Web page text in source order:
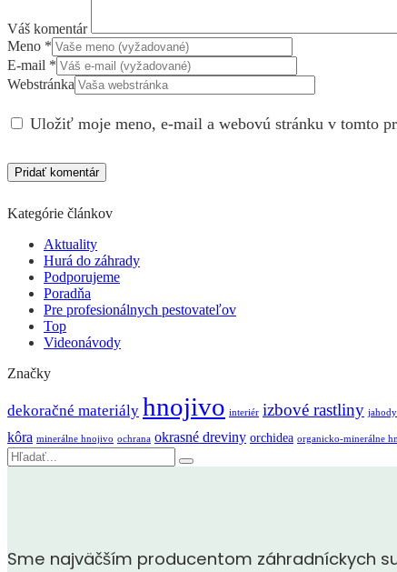
Váš komentár
Meno *
E-mail *
Webstránka
Uložiť moje meno, e-mail a webovú stránku v tomto
Kategórie článkov
Aktuality
Hurá do záhrady
Podporujeme
Poradňa
Pre profesionálnych pestovateľov
Top
Videonávody
Značky
dekoračné materiály hnojivo interiér izbové rastliny jahody
kôra minerálne hnojivo ochrana okrasné dreviny orchidea organicko-minerálne
Vyhľadávanie
Sme najväčším producentom záhradníckych